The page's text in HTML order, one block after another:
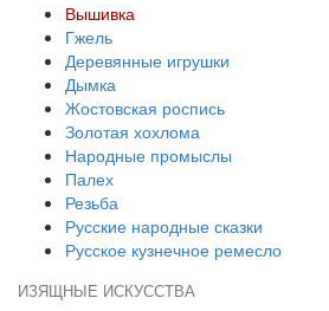
Вышивка
Гжель
Деревянные игрушки
Дымка
Жостовская роспись
Золотая хохлома
Народные промыслы
Палех
Резьба
Русские народные сказки
Русское кузнечное ремесло
ИЗЯЩНЫЕ ИСКУССТВА